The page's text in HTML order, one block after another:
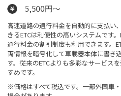
5,500円～
高速道路の通行料金を自動的に支払い
きるETCは利便性の高いシステムです
通行料金の割引制度も利用できます。
両情報を暗号化して車載器本体に書き
す。従来のETCよりも多彩なサービス
すめです。
※価格はすべて税込です。一部外国車